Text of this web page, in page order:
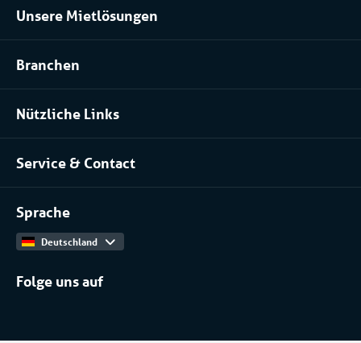
Unsere Mietlösungen
Kühlraum und Tiefkühlraum mieten
Prozessanlage mieten
Klimatisierung mieten
Branchen
Pharma
Installateure
Lebensmittel
Nützliche Links
Über uns
Unser Team
Arbeiten bei
Produktkatalog
Service & Contact
Kontakt
Sprache
Deutschland
Folge uns auf